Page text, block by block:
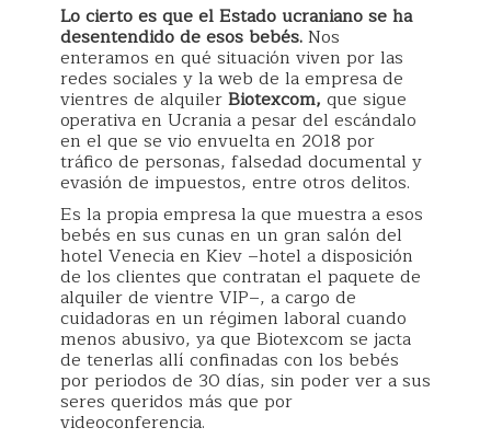
Lo cierto es que el Estado ucraniano se ha
desentendido de esos bebés.Nos
enteramos en qué situación viven por las
redes sociales y la web de la empresa de
vientres de alquilerBiotexcom, que sigue
operativa en Ucrania a pesar del escándalo
en el que se vio envuelta en 2018 por
tráfico de personas, falsedad documental y
evasión de impuestos, entre otros delitos.
Es la propia empresa la que muestra a esos
bebés en sus cunas en un gran salón del
hotel Venecia en Kiev –hotel a disposición
de los clientes que contratan el paquete de
alquiler de vientre VIP–, a cargo de
cuidadoras en un régimen laboral cuando
menos abusivo, ya que Biotexcom se jacta
de tenerlas allí confinadas con los bebés
por periodos de 30 días, sin poder ver a sus
seres queridos más que por
videoconferencia.